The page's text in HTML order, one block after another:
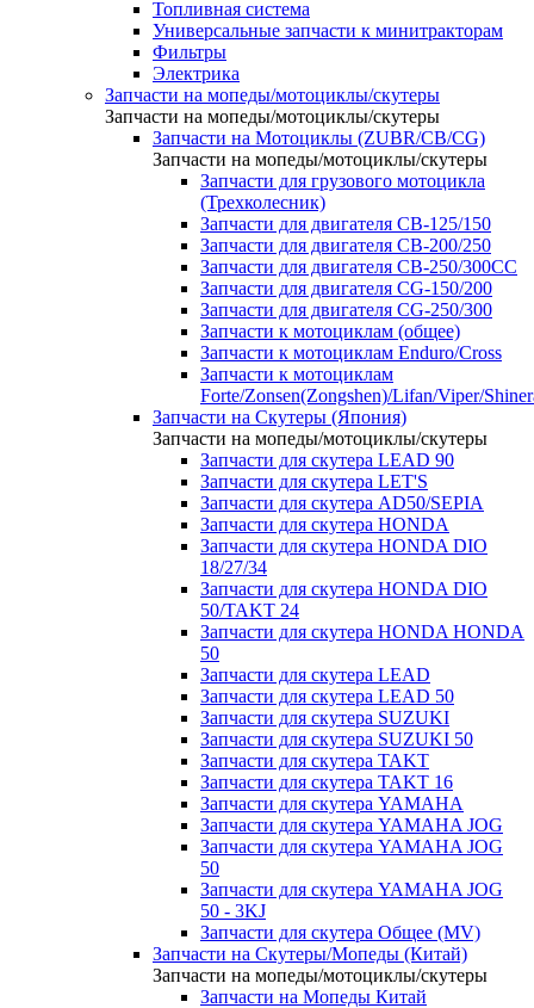
Топливная система
Универсальные запчасти к минитракторам
Фильтры
Электрика
Запчасти на мопеды/мотоциклы/скутеры
Запчасти на мопеды/мотоциклы/скутеры
Запчасти на Мотоциклы (ZUBR/CB/CG)
Запчасти на мопеды/мотоциклы/скутеры
Запчасти для грузового мотоцикла
(Трехколесник)
Запчасти для двигателя CB-125/150
Запчасти для двигателя CB-200/250
Запчасти для двигателя CB-250/300СС
Запчасти для двигателя CG-150/200
Запчасти для двигателя CG-250/300
Запчасти к мотоциклам (общее)
Запчасти к мотоциклам Enduro/Cross
Запчасти к мотоциклам
Forte/Zonsen(Zongshen)/Lifan/Viper/
Запчасти на Скутеры (Япония)
Запчасти на мопеды/мотоциклы/скутеры
Запчасти для скутера LEAD 90
Запчасти для скутера LET'S
Запчасти для скутера AD50/SEPIA
Запчасти для скутера HONDA
Запчасти для скутера HONDA DIO
18/27/34
Запчасти для скутера HONDA DIO
50/TAKT 24
Запчасти для скутера HONDA HONDA
50
Запчасти для скутера LEAD
Запчасти для скутера LEAD 50
Запчасти для скутера SUZUKI
Запчасти для скутера SUZUKI 50
Запчасти для скутера TAKT
Запчасти для скутера TAKT 16
Запчасти для скутера YAMAHA
Запчасти для скутера YAMAHA JOG
Запчасти для скутера YAMAHA JOG
50
Запчасти для скутера YAMAHA JOG
50 - 3KJ
Запчасти для скутера Общее (MV)
Запчасти на Скутеры/Мопеды (Китай)
Запчасти на мопеды/мотоциклы/скутеры
Запчасти на Мопеды Китай